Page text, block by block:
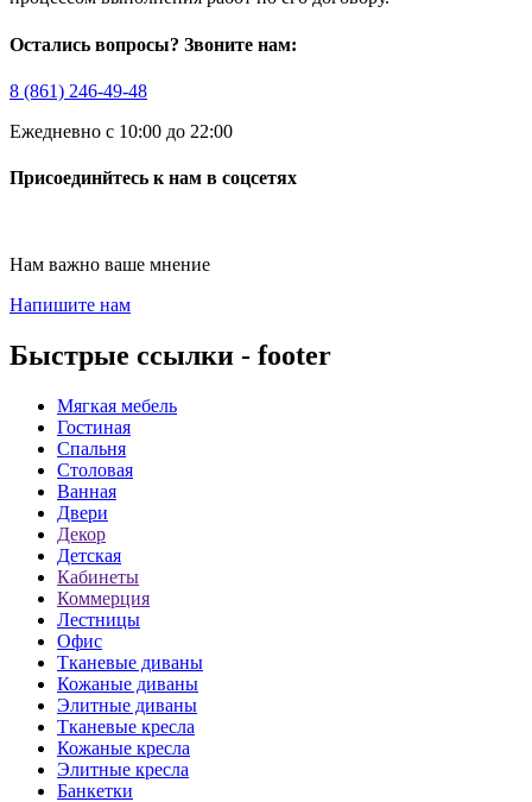
Остались вопросы? Звоните нам:
8 (861) 246-49-48
Ежедневно с 10:00 до 22:00
Присоединйтесь к нам в соцсетях
Нам важно ваше мнение
Напишите нам
Быстрые ссылки - footer
Мягкая мебель
Гостиная
Спальня
Столовая
Ванная
Двери
Декор
Детская
Кабинеты
Коммерция
Лестницы
Офис
Тканевые диваны
Кожаные диваны
Элитные диваны
Тканевые кресла
Кожаные кресла
Элитные кресла
Банкетки